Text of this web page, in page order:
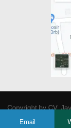
Copyright byCV.
Email